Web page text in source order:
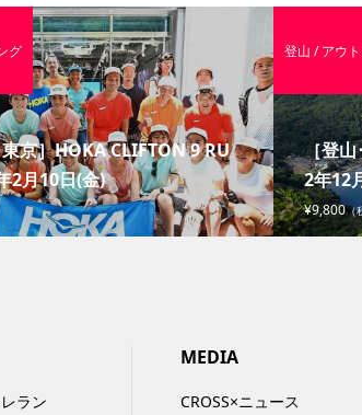
京］HOKA CLIFTON 9 RU
2月10日(金)
グ
［登
2年12
¥9,800（
登山 / アウ
ラン
MEDIA
CROSS×ニュース